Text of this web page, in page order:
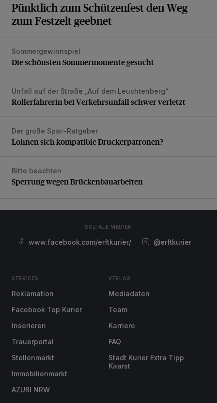
Pünktlich zum Schützenfest den Weg
zum Festzelt geebnet
Die schönsten Sommermomente gesucht
Sommergewinnspiel
Die schönsten Sommermomente gesucht
Rollerfahrerin bei Verkehrsunfall schwer verletzt
Unfall auf der Straße „Auf dem Leuchtenberg“
Rollerfahrerin bei Verkehrsunfall schwer verletzt
Lohnen sich kompatible Druckerpatronen?
Der große Spar-Ratgeber
Lohnen sich kompatible Druckerpatronen?
Sperrung wegen Brückenbauarbeiten
Bitte beachten
Sperrung wegen Brückenbauarbeiten
SOZIALE MEDIEN
www.facebook.com/erftkurier/ @erftkurier
SERVICES
Reklamation
Facebook Top Kurier
Inserieren
Trauerportal
Stellenmarkt
Immobilienmarkt
AZUBI NRW
VERLAG
Mediadaten
Team
Karriere
FAQ
Stadt Kurier Extra Tipp
Kaarst